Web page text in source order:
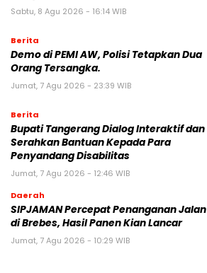
Sabtu, 8 Agu 2026 - 16:14 WIB
Berita
Demo di PEMI AW, Polisi Tetapkan Dua
Orang Tersangka.
Jumat, 7 Agu 2026 - 23:39 WIB
Berita
Bupati Tangerang Dialog Interaktif dan
Serahkan Bantuan Kepada Para
Penyandang Disabilitas
Jumat, 7 Agu 2026 - 12:46 WIB
Daerah
SIPJAMAN Percepat Penanganan Jalan
di Brebes, Hasil Panen Kian Lancar
Jumat, 7 Agu 2026 - 10:29 WIB